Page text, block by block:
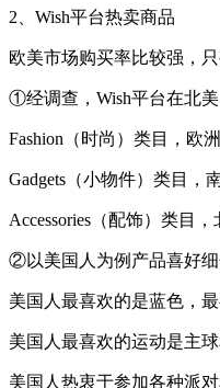
2、Wish平台热卖商品
欧美市场购买率比较强，
①经调查，Wish平台在北美
Fashion（时尚）类目，欧
Gadgets（小物件）类目，
Accessories（配饰）类目
②以美国人为例产品喜好细
美国人最喜欢的是蓝色，
美国人最喜欢的运动是主
美国人热衷于参加各种派